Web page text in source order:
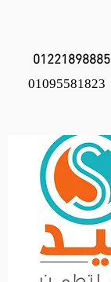
01221898885
01095581823